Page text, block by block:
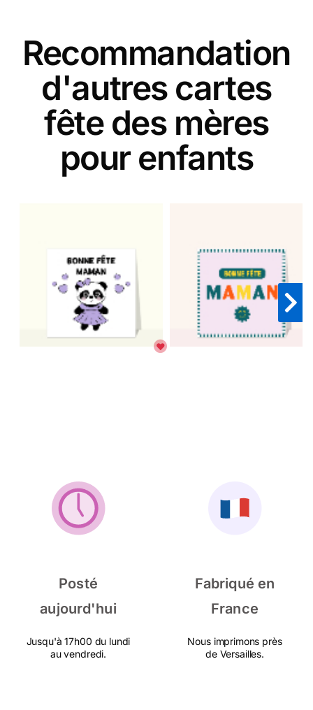
Recommandation
d'autres cartes
fête des mères
pour enfants
Posté
aujourd'hui
Jusqu'à 17h00 du lundi
au vendredi.
Fabriqué en
France
Nous imprimons près
de Versailles.